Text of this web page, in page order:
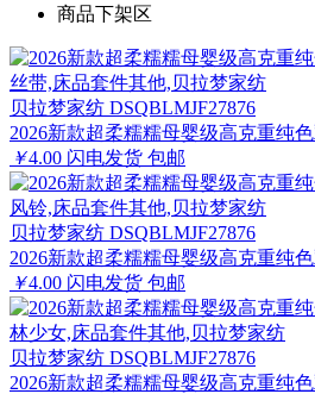
商品下架区
贝拉梦家纺 DSQBLMJF27876
2026新款超柔糯糯母婴级高克重纯
￥4.00 闪电发货 包邮
贝拉梦家纺 DSQBLMJF27876
2026新款超柔糯糯母婴级高克重纯
￥4.00 闪电发货 包邮
贝拉梦家纺 DSQBLMJF27876
2026新款超柔糯糯母婴级高克重纯